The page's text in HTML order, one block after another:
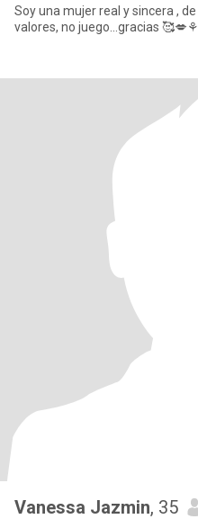
Soy una mujer real y sincera , de buenos sentimientos, gustos y
valores, no juego...gracias 🥰💋⚘️
Vanessa Jazmin, 35